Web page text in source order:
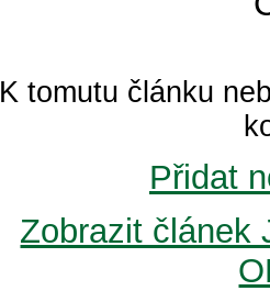
K tomutu článku
Přidat
Zobrazit článek